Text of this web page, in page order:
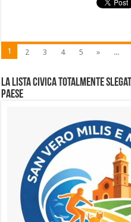
1 2 3 4 5 » ...
La lista civica totalmente
Paese